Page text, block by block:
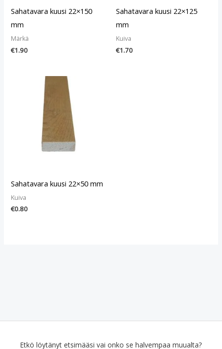
Sahatavara kuusi 22×150
mm
Märkä
€1.90
Sahatavara kuusi 22×125
mm
Kuiva
€1.70
Sahatavara kuusi 22×50 mm
Kuiva
€0.80
Etkö löytänyt etsimääsi vai onko se halvempaa muualta?